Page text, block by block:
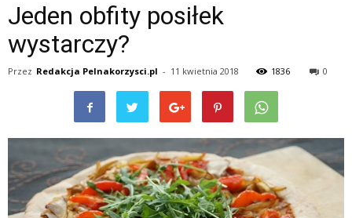
Jeden obfity posiłek
wystarczy?
Przez Redakcja Pelnakorzysci.pl - 11 kwietnia 2018 1836 0